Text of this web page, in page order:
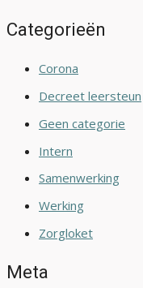
Categorieën
Corona
Decreet leersteun
Geen categorie
Intern
Samenwerking
Werking
Zorgloket
Meta